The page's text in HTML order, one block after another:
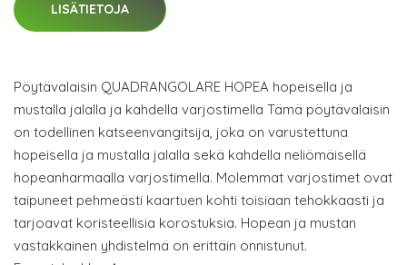
LISÄTIETOJA
Pöytävalaisin QUADRANGOLARE HOPEA hopeisella ja
mustalla jalalla ja kahdella varjostimella Tämä pöytävalaisin
on todellinen katseenvangitsija, joka on varustettuna
hopeisella ja mustalla jalalla sekä kahdella neliömäisellä
hopeanharmaalla varjostimella. Molemmat varjostimet ovat
taipuneet pehmeästi kaartuen kohti toisiaan tehokkaasti ja
tarjoavat koristeellisia korostuksia. Hopean ja mustan
vastakkainen yhdistelmä on erittäin onnistunut.